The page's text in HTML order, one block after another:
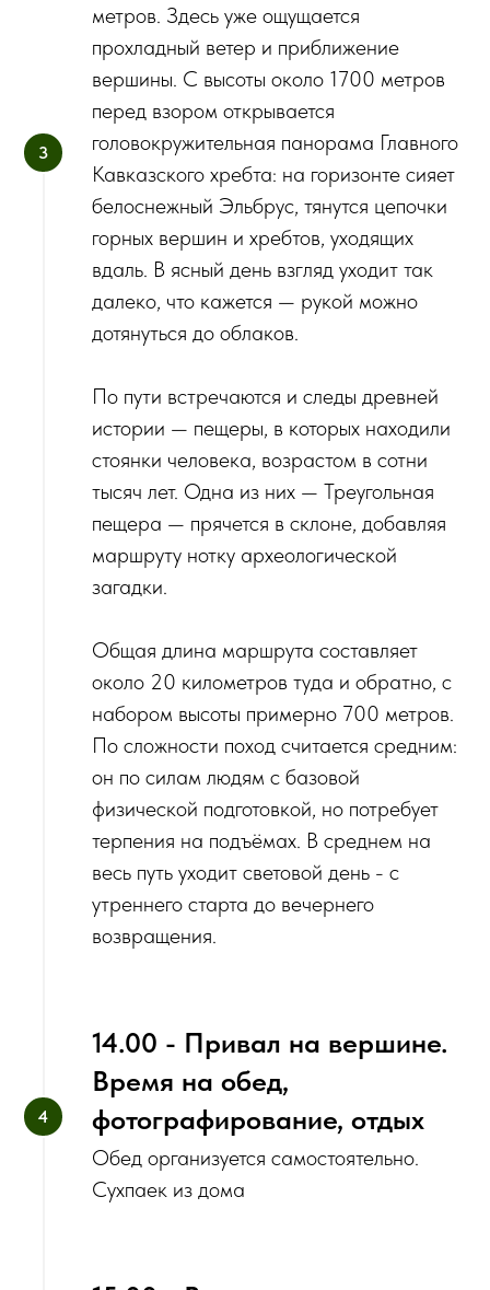
метров. Здесь уже ощущается
прохладный ветер и приближение
вершины. С высоты около 1700 метров
перед взором открывается
головокружительная панорама Главного
Кавказского хребта: на горизонте сияет
белоснежный Эльбрус, тянутся цепочки
горных вершин и хребтов, уходящих
вдаль. В ясный день взгляд уходит так
далеко, что кажется — рукой можно
дотянуться до облаков.
По пути встречаются и следы древней
истории — пещеры, в которых находили
стоянки человека, возрастом в сотни
тысяч лет. Одна из них — Треугольная
пещера — прячется в склоне, добавляя
маршруту нотку археологической
загадки.
Общая длина маршрута составляет
около 20 километров туда и обратно, с
набором высоты примерно 700 метров.
По сложности поход считается средним:
он по силам людям с базовой
физической подготовкой, но потребует
терпения на подъёмах. В среднем на
весь путь уходит световой день - с
утреннего старта до вечернего
возвращения.
14.00 - Привал на вершине.
Время на обед,
фотографирование, отдых
Обед организуется самостоятельно.
Сухпаек из дома